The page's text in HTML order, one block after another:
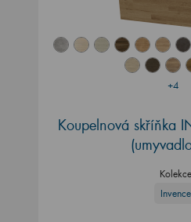
+4
Koupelnová skříňka
Kolekce
Invence